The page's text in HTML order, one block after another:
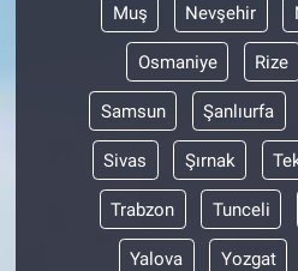
Muş Nevşehir
Osmaniye Rize
Samsun Şanlıurfa
Sivas Şırnak
Trabzon Tunceli
Yalova Yozgat